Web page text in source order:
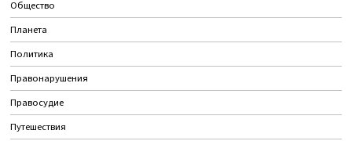
Общество
Планета
Политика
Правонарушения
Правосудие
Путешествия